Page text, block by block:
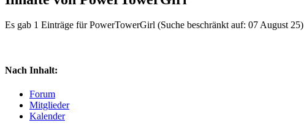
Es gab 1 Einträge für PowerTowerGirl (Suche beschränkt auf: 07 August 25)
Nach Inhalt:
Forum
Mitglieder
Kalender